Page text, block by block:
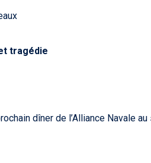
tragédie
dîner de l’Alliance Navale